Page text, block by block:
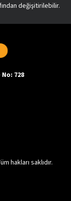
değişitirilebilir.
728
hakları saklıdır.